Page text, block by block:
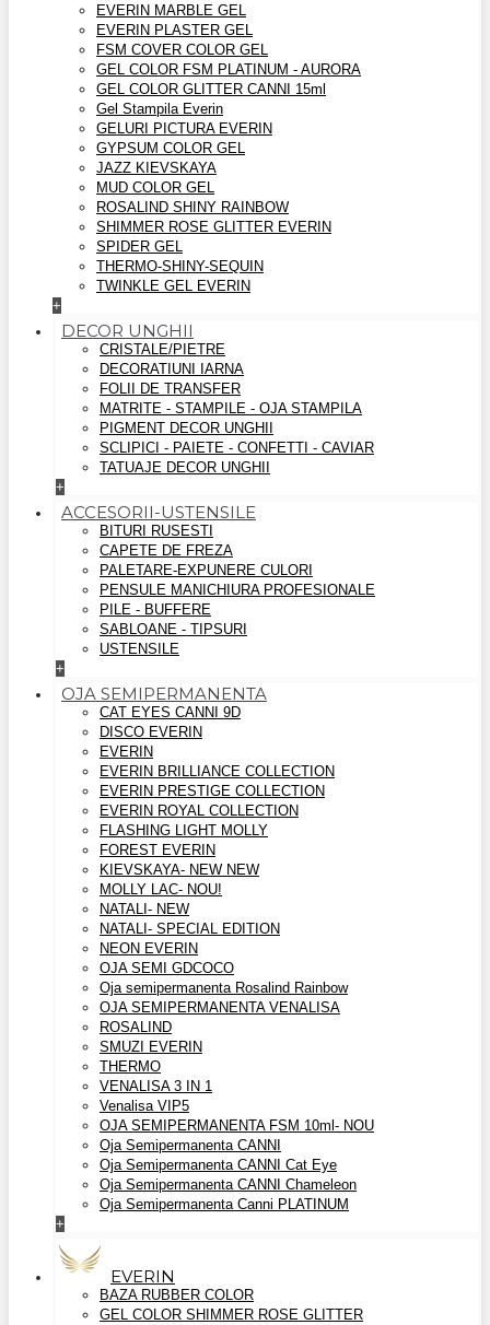
EVERIN MARBLE GEL
EVERIN PLASTER GEL
FSM COVER COLOR GEL
GEL COLOR FSM PLATINUM - AURORA
GEL COLOR GLITTER CANNI 15ml
Gel Stampila Everin
GELURI PICTURA EVERIN
GYPSUM COLOR GEL
JAZZ KIEVSKAYA
MUD COLOR GEL
ROSALIND SHINY RAINBOW
SHIMMER ROSE GLITTER EVERIN
SPIDER GEL
THERMO-SHINY-SEQUIN
TWINKLE GEL EVERIN
+
DECOR UNGHII
CRISTALE/PIETRE
DECORATIUNI IARNA
FOLII DE TRANSFER
MATRITE - STAMPILE - OJA STAMPILA
PIGMENT DECOR UNGHII
SCLIPICI - PAIETE - CONFETTI - CAVIAR
TATUAJE DECOR UNGHII
+
ACCESORII-USTENSILE
BITURI RUSESTI
CAPETE DE FREZA
PALETARE-EXPUNERE CULORI
PENSULE MANICHIURA PROFESIONALE
PILE - BUFFERE
SABLOANE - TIPSURI
USTENSILE
+
OJA SEMIPERMANENTA
CAT EYES CANNI 9D
DISCO EVERIN
EVERIN
EVERIN BRILLIANCE COLLECTION
EVERIN PRESTIGE COLLECTION
EVERIN ROYAL COLLECTION
FLASHING LIGHT MOLLY
FOREST EVERIN
KIEVSKAYA- NEW NEW
MOLLY LAC- NOU!
NATALI- NEW
NATALI- SPECIAL EDITION
NEON EVERIN
OJA SEMI GDCOCO
Oja semipermanenta Rosalind Rainbow
OJA SEMIPERMANENTA VENALISA
ROSALIND
SMUZI EVERIN
THERMO
VENALISA 3 IN 1
Venalisa VIP5
OJA SEMIPERMANENTA FSM 10ml- NOU
Oja Semipermanenta CANNI
Oja Semipermanenta CANNI Cat Eye
Oja Semipermanenta CANNI Chameleon
Oja Semipermanenta Canni PLATINUM
+
EVERIN
BAZA RUBBER COLOR
GEL COLOR SHIMMER ROSE GLITTER